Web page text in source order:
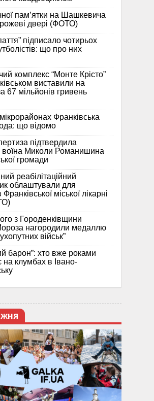
памʼятки на Шашкевича
рожеві двері (ФОТО)
підписало чотирьох
що про них
комплекс “Монте Крісто”
виставили на
67 мільйонів гривень
Франківська
що відомо
підтвердила
воїна Миколи Романишина
громади
реабілітаційний
облаштували для
Франківської міської лікарні
з Городенківщини
нагородили медаллю
військ”
барон”: хто вже роками
на клумбах в Івано-